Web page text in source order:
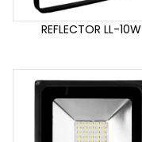
REFLECTOR LL-10W